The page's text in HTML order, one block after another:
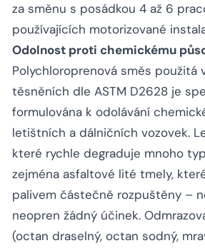
za směnu s posádkou 4 až 6
používajících motorizované
Odolnost proti chemickému
Polychloroprenová směs použitá
těsněních dle ASTM D2628 je
formulována k odolávání
letištních a dálničních vozovek.
které rychle degraduje mnoho
zejména asfaltové lité tmely,
palivem částečně rozpuštěny –
neopren žádný účinek.
(octan draselný, octan sodný,